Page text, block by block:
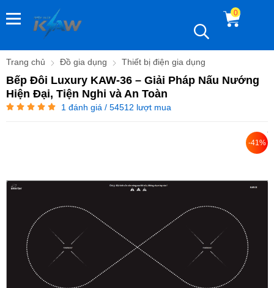
0
Trang chủ Đồ gia dụng Thiết bị điện gia dụng
Bếp Đôi Luxury KAW-36 – Giải Pháp Nấu Nướng
Hiện Đại, Tiện Nghi và An Toàn
1 đánh giá / 54512 lượt mua
-41%